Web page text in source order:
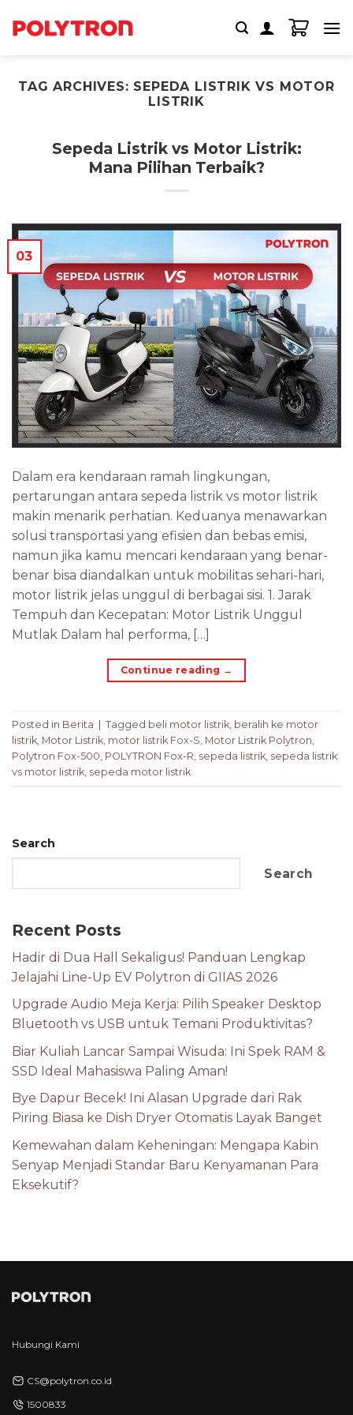
TAG ARCHIVES: SEPEDA LISTRIK VS MOTOR
LISTRIK
Sepeda Listrik vs Motor Listrik:
Mana Pilihan Terbaik?
03
Dalam era kendaraan ramah lingkungan,
pertarungan antara sepeda listrik vs motor listrik
makin menarik perhatian. Keduanya menawarkan
solusi transportasi yang efisien dan bebas emisi,
namun jika kamu mencari kendaraan yang benar-
benar bisa diandalkan untuk mobilitas sehari-hari,
motor listrik jelas unggul di berbagai sisi. 1. Jarak
Tempuh dan Kecepatan: Motor Listrik Unggul
Mutlak Dalam hal performa, […]
Continue reading →
Posted in Berita | Tagged beli motor listrik beralih ke motor
listrik Motor Listrik motor listrik Fox-S Motor Listrik Polytron
Polytron Fox-500 POLYTRON Fox-R sepeda listrik sepeda listrik
vs motor listrik sepeda motor listrik
Search
Search
Recent Posts
Hadir di Dua Hall Sekaligus! Panduan Lengkap
Jelajahi Line-Up EV Polytron di GIIAS 2026
Upgrade Audio Meja Kerja: Pilih Speaker Desktop
Bluetooth vs USB untuk Temani Produktivitas?
Biar Kuliah Lancar Sampai Wisuda: Ini Spek RAM &
SSD Ideal Mahasiswa Paling Aman!
Bye Dapur Becek! Ini Alasan Upgrade dari Rak
Piring Biasa ke Dish Dryer Otomatis Layak Banget
Kemewahan dalam Keheningan: Mengapa Kabin
Senyap Menjadi Standar Baru Kenyamanan Para
Eksekutif?
Hubungi Kami
CS@polytron.co.id
1500833